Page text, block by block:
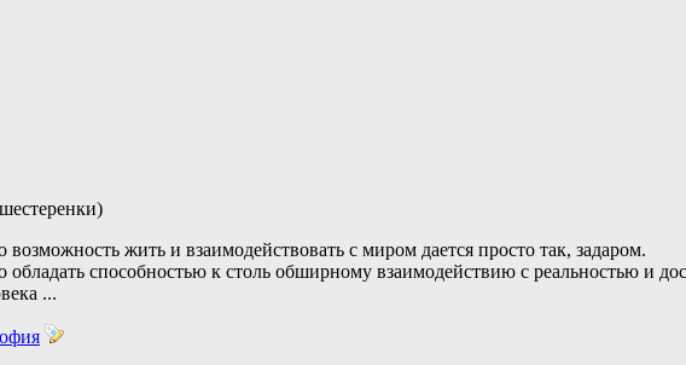
возможность жить и взаимодействовать с миром дается просто так, задаром.
обладать способностью к столь обширному взаимодействию с реальностью и
...